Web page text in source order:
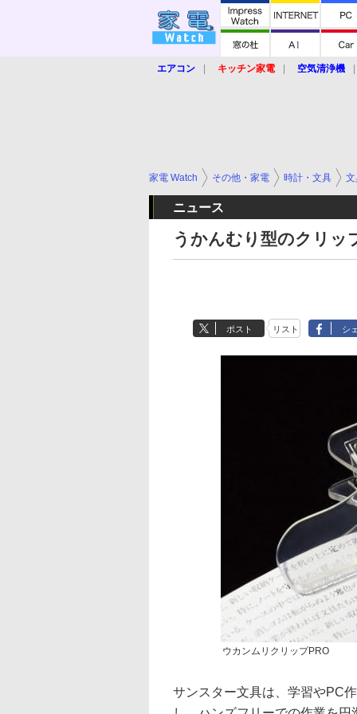
エアコン キッチン家電
空気清浄機
家電 Watch その他・家電 時計・文具
ニュース
うかんむり型のクリ
ポスト リスト シ
ウカンムリクリップPRO
サンスター文具は、学習やPC